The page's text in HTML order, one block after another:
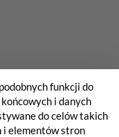
funkcji do
i danych
do celów takich
i elementów stron